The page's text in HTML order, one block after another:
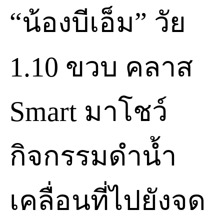
“น้องบีเอ็ม” วัย
1.10 ขวบ คลาส
Smart มาโชว์
กิจกรรมดำน้ำ
เคลื่อนที่ไปยังจุด